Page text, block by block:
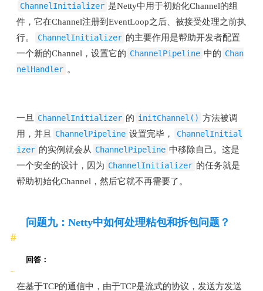
ChannelInitializer 是Netty中用于初始化Channel的组
件，它在Channel注册到EventLoop之后、被接受处理之前执
行。
ChannelInitializer 的主要作用是帮助开发者配置
一个新的Channel，设置它的 ChannelPipeline 中的 Chan
nelHandler 。
一旦 ChannelInitializer 的 initChannel() 方法被调
用，并且
ChannelPipeline 设置完毕，
ChannelInitial
izer 的实例就会从 ChannelPipeline 中移除自己。这是
一个安全的设计，因为 ChannelInitializer 的任务就是
帮助初始化Channel，然后它就不再需要了。
问题九：Netty中如何处理粘包和拆包问题？
回答：
在基于TCP的通信中，由于TCP是流式的协议，发送方发送